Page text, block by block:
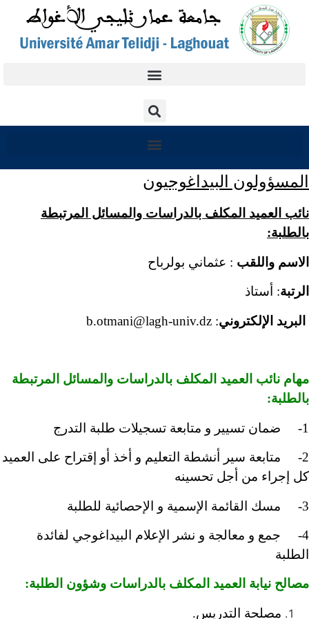
المسؤولون البيداغوجيون
نائب العميد المكلف بالدراسات والمسائل المرتبطة
بالطلبة:
الاسم واللقب : عثماني بولرباح
الرتبة: أستاذ
البريد الإلكتروني:
b.otmani@lagh-univ.dz
مهام نائب العميد المكلف بالدراسات والمسائل المرتبطة
بالطلبة:
1- ضمان تسيير و متابعة تسجيلات طلبة التدرج
2- متابعة سير أنشطة التعليم و أخذ أو إقتراح على العميد
كل إجراء من أجل تحسينه
3- مسك القائمة الإسمية و الإحصائية للطلبة
4- جمع و معالجة و نشر الإعلام البيداغوجي لفائدة
الطلبة
مصالح نيابة العميد المكلف بالدراسات وشؤون الطلبة:
مصلحة التدريس.